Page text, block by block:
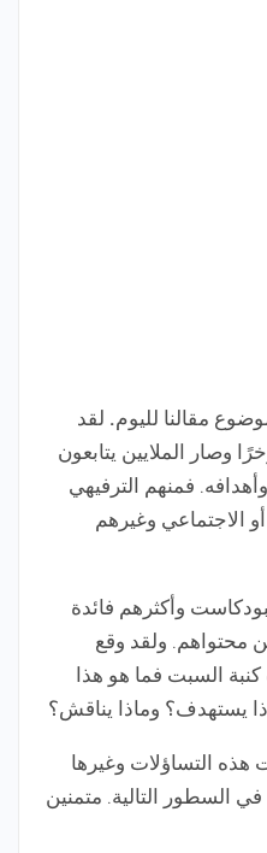
مقالنا لليوم. لقد
وصار الملايين يتابعون
فمنهم الترفيهي
الاجتماعي وغيرهم
وأكثرهم فائدة
محتواهم. ولقد وقع
كنبة السبت فما هو هذا
يستهدف؟ وماذا يناقش؟
التساؤلات وغيرها
السطور التالية. متمنين